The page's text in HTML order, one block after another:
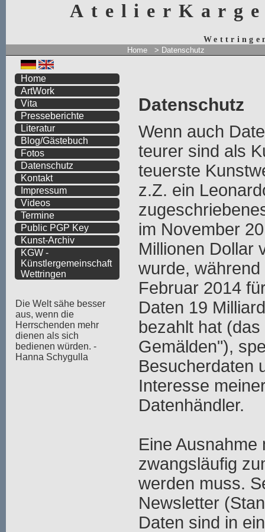
Home > Datenschutz
Datenschutz
Wenn auch
teurer sind als
teuerste
z.Z. ein
im November
Millionen Dollar
wurde,
Februar 2014
Daten 19
bezahlt hat
Gemälden"),
Besucherdaten
Interesse
Datenhändler.
Eine
zwangsläufig
werden muss.
Newsletter
Daten sind in
Home
ArtWork
Vita
Presseberichte
Literatur
Blog/Gästebuch
Fotos
Datenschutz
Kontakt
Impressum
Videos
Termine
Public PGP Key
Kunst-Archiv
KGW -
Künstlergemeinschaft
Wettringen
Die Welt sähe besser
aus, wenn die
Herrschenden mehr
dienen als sich
bedienen würden. -
Hanna Schygulla